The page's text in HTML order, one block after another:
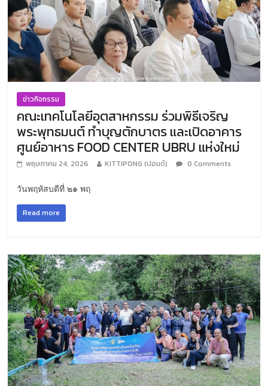
ข่าวกิจกรรม
คณะเทคโนโลยีอุตสาหกรรม ร่วมพิธีเจริญ
พระพุทธมนต์ ทำบุญตักบาตร และเปิดอาคาร
ศูนย์อาหาร FOOD CENTER UBRU แห่งใหม่
พฤษภาคม 24, 2026 KITTIPONG (ปอนด์) 0 Comments
วันพฤหัสบดีที่ ๒๑ พฤ
Read more